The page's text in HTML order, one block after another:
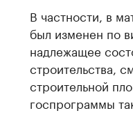
В частности, в
был изменен по
надлежащее
строительства,
строительной
госпрограммы